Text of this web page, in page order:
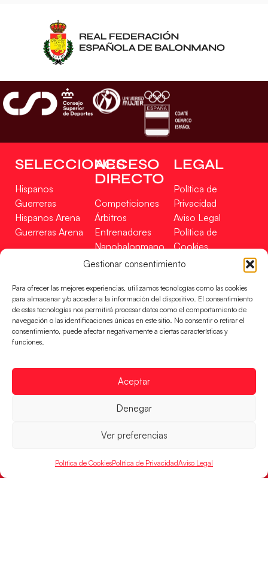
Gestionar consentimiento
Para ofrecer las mejores experiencias, utilizamos tecnologías como las cookies
para almacenar y/o acceder a la información del dispositivo. El consentimiento
de estas tecnologías nos permitirá procesar datos como el comportamiento de
navegación o las identificaciones únicas en este sitio. No consentir o retirar el
consentimiento, puede afectar negativamente a ciertas características y
funciones.
Aceptar
Denegar
Ver preferencias
Política de CookiesPolítica de PrivacidadAviso Legal
SELECCIONES
Hispanos
Guerreras
Hispanos Arena
Guerreras Arena
ACCESO
DIRECTO
Competiciones
Árbitros
Entrenadores
Nanobalonmano
Tienda
LEGAL
Política de
Privacidad
Aviso Legal
Política de
Cookies
Mapa Web
Incidencias
CONTACTO
EN
FINANCIADO
RFEBM © 2024. Todos los derechos reservados –
Desarrollado por